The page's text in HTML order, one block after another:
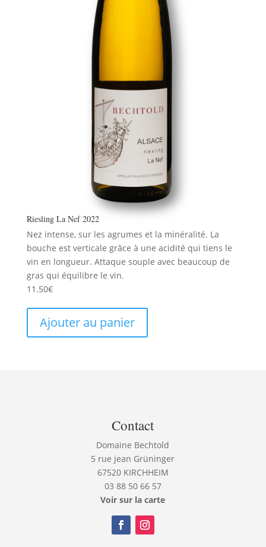
Riesling La Nef 2022
Nez intense, sur les agrumes et la minéralité. La
bouche est verticale grâce à une acidité qui tiens le
vin en longueur. Attaque souple avec beaucoup de
gras qui équilibre le vin.
11.50€
Ajouter au panier
Contact
Domaine Bechtold
5 rue jean Grüninger
67520 KIRCHHEIM
03 88 50 66 57
Voir sur la carte